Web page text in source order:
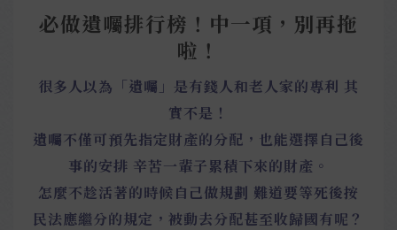
必做遺囑排行榜！中一項，別再拖
啦！
很多人以為「遺囑」是有錢人和老人家的專利 其
實不是！
遺囑不僅可預先指定財產的分配，也能選擇自己後
事的安排 辛苦一輩子累積下來的財產。
怎麼不趁活著的時候自己做規劃 難道要等死後按
民法應繼分的規定，被動去分配甚至收歸國有呢？